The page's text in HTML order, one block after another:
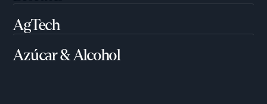
AgTech
Azúcar & Alcohol